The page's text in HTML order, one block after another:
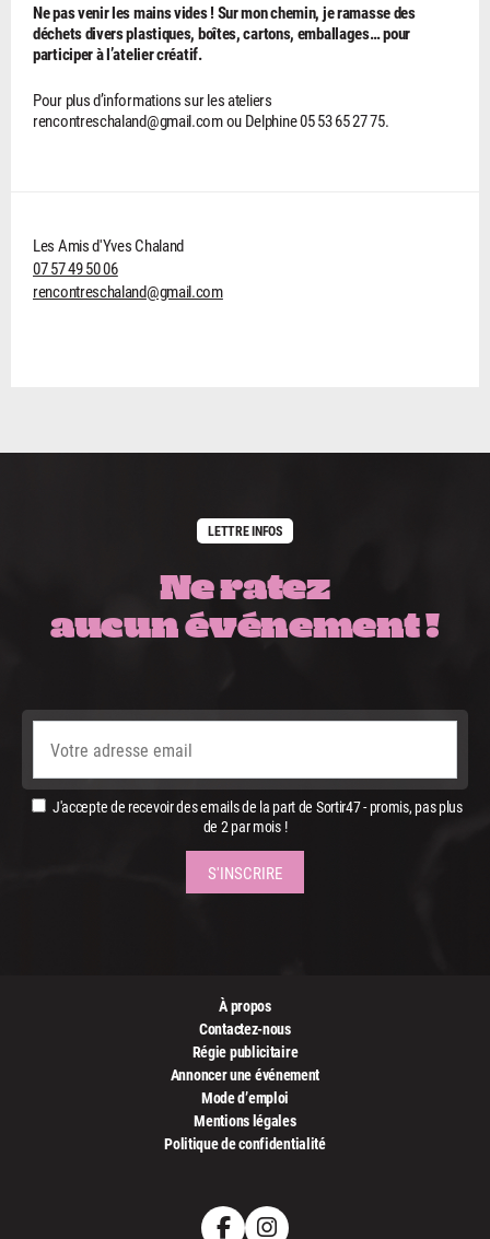
Ne pas venir les mains vides ! Sur mon chemin, je ramasse des
déchets divers plastiques, boîtes, cartons, emballages… pour
participer à l’atelier créatif.
Pour plus d’informations sur les ateliers
rencontreschaland@gmail.com ou Delphine 05 53 65 27 75.
Les Amis d'Yves Chaland
07 57 49 50 06
rencontreschaland@gmail.com
LETTRE INFOS
Ne ratez
aucun événement !
J'accepte de recevoir des emails de la part de Sortir47 - promis, pas plus
de 2 par mois !
À propos
Contactez-nous
Régie publicitaire
Annoncer une événement
Mode d’emploi
Mentions légales
Politique de confidentialité